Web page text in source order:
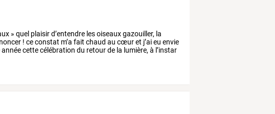
» quel plaisird’entendre lesoiseauxgazouiller, la
! ceconstat m’a fait chaud au cœuret j’aieu envie
annéecettecélébration du retourde la lumière, à l’instar